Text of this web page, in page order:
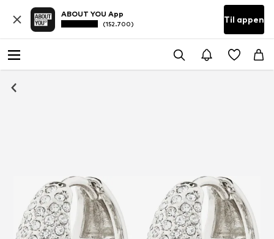
ABOUT YOU App
(152.700) Til appen